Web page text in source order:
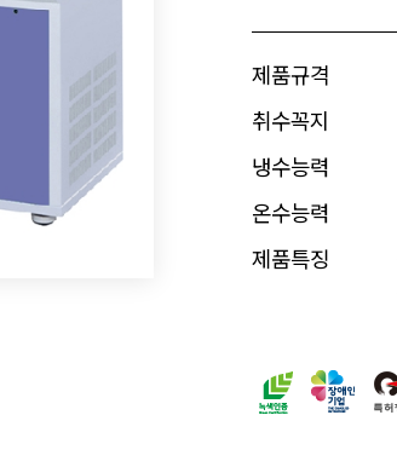
제품규격
취수꼭지
냉수능력
온수능력
제품특징